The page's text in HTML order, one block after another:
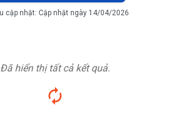
cập nhật: Cập nhật ngày 14/04/2026
Đã hiển thị tất cả kết quả.